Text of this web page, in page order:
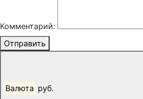
Комментарий:
Отправить
Валюта руб.